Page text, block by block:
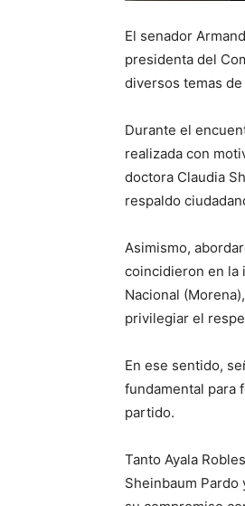
El senador
presidenta del
diversos temas
Durante el
realizada con
doctora Claudia
respaldo
Asimismo,
coincidieron en la
Nacional
privilegiar el
En ese sentido,
fundamental para
partido.
Tanto Ayala
Sheinbaum Pardo